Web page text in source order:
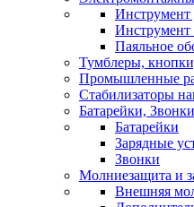
Инструмент
Паяльное
Тумблеры,
Промышленные
Стабилизаторы
Батарейки,
Батарейки
Зарядные
Звонки
Молниезащита и
Внешняя